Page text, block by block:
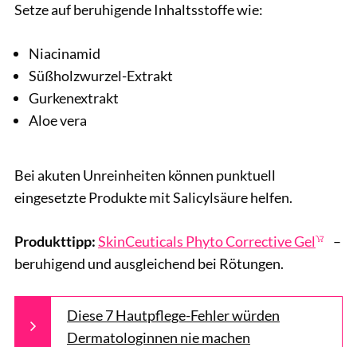
Setze auf beruhigende Inhaltsstoffe wie:
Niacinamid
Süßholzwurzel-Extrakt
Gurkenextrakt
Aloe vera
Bei akuten Unreinheiten können punktuell
eingesetzte Produkte mit Salicylsäure helfen.
Produkttipp:SkinCeuticals Phyto Corrective Gel
–
beruhigend und ausgleichend bei Rötungen.
Diese 7 Hautpflege-Fehler würden
Dermatologinnen nie machen